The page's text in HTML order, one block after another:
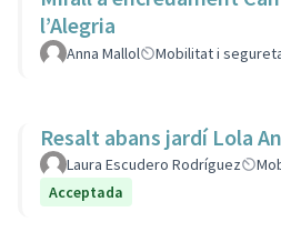
l’Alegria
Anna Mallol Mobilitat i
Resalt abans jardí Lola
Laura Escudero Rodríguez
Acceptada